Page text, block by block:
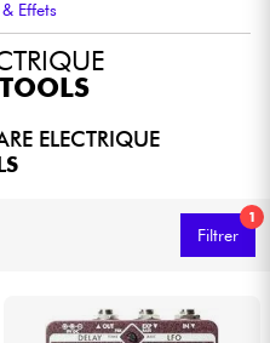
Effets
ELECTRIQUE
1
Filtrer